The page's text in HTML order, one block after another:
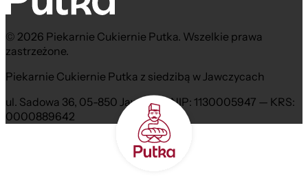
© 2026 Piekarnie Cukiernie Putka. Wszelkie prawa
zastrzeżone.
Piekarnie Cukiernie Putka z siedzibą w Jawczycach
ul. Sadowa 36, 05-850 Jawczyce NIP: 1130005947 — KRS:
0000889642